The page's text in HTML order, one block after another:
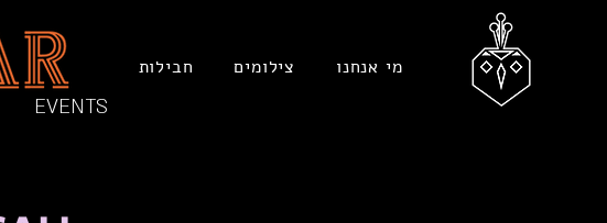
מי אנחנו צילומים חבילות
EVENTS